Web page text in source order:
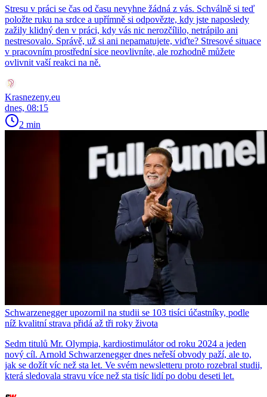
Stresu v práci se čas od času nevyhne žádná z vás. Schválně si teď
položte ruku na srdce a upřímně si odpovězte, kdy jste naposledy
zažily klidný den v práci, kdy vás nic nerozčílilo, netrápilo ani
nestresovalo. Správě, už si ani nepamatujete, viďte? Stresové situace
v pracovním prostřední sice neovlivníte, ale rozhodně můžete
ovlivnit vaší reakci na ně.
Krasnezeny.eu
dnes, 08:15
2 min
Schwarzenegger upozornil na studii se 103 tisíci účastníky, podle
níž kvalitní strava přidá až tři roky života
Sedm titulů Mr. Olympia, kardiostimulátor od roku 2024 a jeden
nový cíl. Arnold Schwarzenegger dnes neřeší obvody paží, ale to,
jak se dožít víc než sta let. Ve svém newsletteru proto rozebral studii,
která sledovala stravu více než sta tisíc lidí po dobu deseti let.